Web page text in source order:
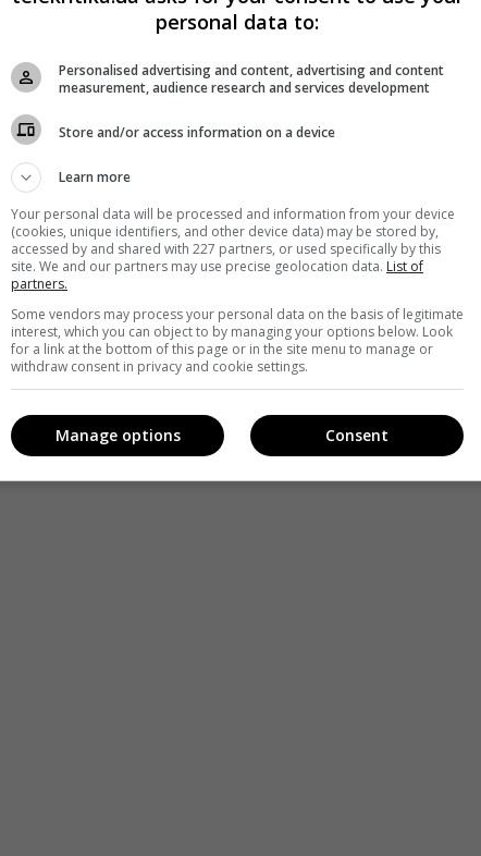
personal data to:
Personalised advertising and content, advertising and content
measurement, audience research and services development
Store and/or access information on a device
Learn more
Your personal data will be processed and information from your device
(cookies, unique identifiers, and other device data) may be stored by,
accessed by and shared with 227 partners, or used specifically by this
site. We and our partners may use precise geolocation data. List of
partners.
Some vendors may process your personal data on the basis of legitimate
interest, which you can object to by managing your options below. Look
for a link at the bottom of this page or in the site menu to manage or
withdraw consent in privacy and cookie settings.
Consent
Manage options